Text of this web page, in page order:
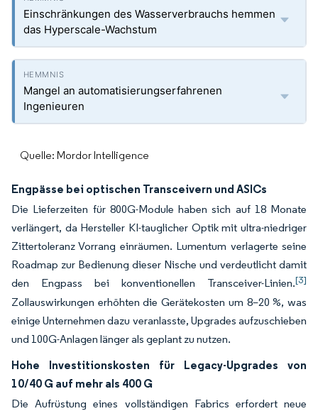
Einschränkungen des Wasserverbrauchs hemmen
das Hyperscale-Wachstum
Mangel an automatisierungserfahrenen
Ingenieuren
Quelle: Mordor Intelligence
Engpässe bei optischen Transceivern und ASICs
Die Lieferzeiten für 800G-Module haben sich auf 18 Monate
verlängert, da Hersteller KI-tauglicher Optik mit ultra-niedriger
Zittertoleranz Vorrang einräumen. Lumentum verlagerte seine
Roadmap zur Bedienung dieser Nische und verdeutlicht damit
den Engpass bei konventionellen Transceiver-Linien.[3]
Zollauswirkungen erhöhten die Gerätekosten um 8–20 %, was
einige Unternehmen dazu veranlasste, Upgrades aufzuschieben
und 100G-Anlagen länger als geplant zu nutzen.
Hohe Investitionskosten für Legacy-Upgrades von
10/40 G auf mehr als 400 G
Die Aufrüstung eines vollständigen Fabrics erfordert neue